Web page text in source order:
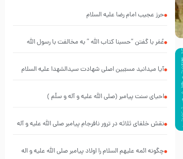
حرز عجیب امام رضا علیه السلام
عُمَر با گفتن “حسبنا كتاب اللّه ” به مخالفت با رسول اللّه
آیا میدانید مسبّبین اصلی شهادت سیدالشهدا علیه ‌السلام
احیای سنت پیامبر (صلی الله علیه و آله و سلّم )
نقش خلفای ثلاثه در ترور نافرجام پیامبر صلی الله علیه و آله
چگونه ائمه علیهم السلام را اولاد پیامبر صلی الله علیه و اله